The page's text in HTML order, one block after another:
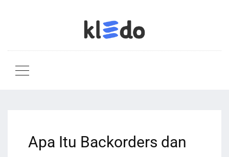
Apa Itu Backorders dan